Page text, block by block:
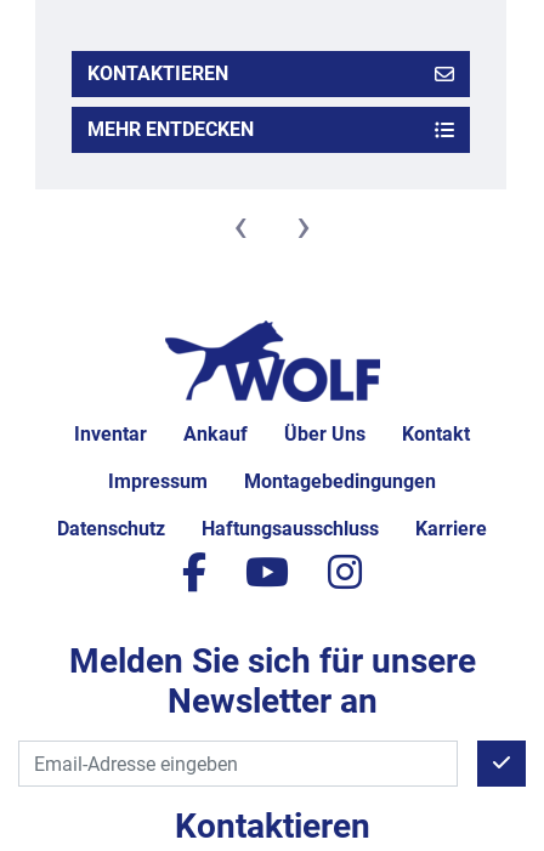
KONTAKTIEREN
MEHR ENTDECKEN
‹ ›
Inventar Ankauf Über Uns Kontakt
Impressum Montagebedingungen
Datenschutz Haftungsausschluss Karriere
Kontaktieren
facebook
youtubeinstagram
Melden Sie sich für unsere
Newsletter an